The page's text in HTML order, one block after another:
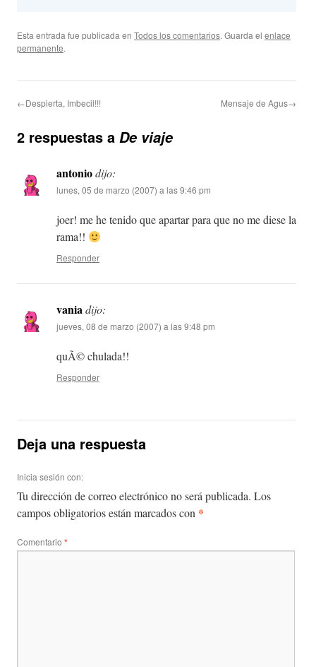
Esta entrada fue publicada en Todos los comentarios. Guarda el enlace
permanente.
←Despierta, Imbecil!!! Mensaje de Agus→
2 respuestas a De viaje
antoniodijo:
lunes, 05 de marzo (2007) a las 9:46 pm
joer! me he tenido que apartar para que no me diese la
rama!!
Responder
vaniadijo:
jueves, 08 de marzo (2007) a las 9:48 pm
quÃ© chulada!!
Responder
Deja una respuesta
Inicia sesión con:
Tu dirección de correo electrónico no será publicada. Los
campos obligatorios están marcados con *
Comentario *